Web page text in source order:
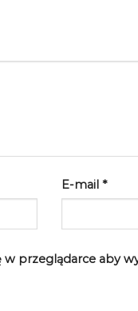
E-mail *
przeglądarce aby